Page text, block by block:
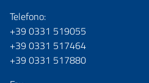
Telefono:
+39 0331 519055
+39 0331 517464
+39 0331 517880